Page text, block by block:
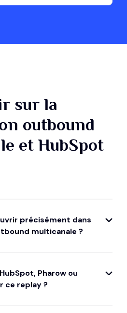
sur la
outbound
et HubSpot
précisément dans
multicanale ?
et plus scalable.
structurer votre
Pharow ou
ce replay ?